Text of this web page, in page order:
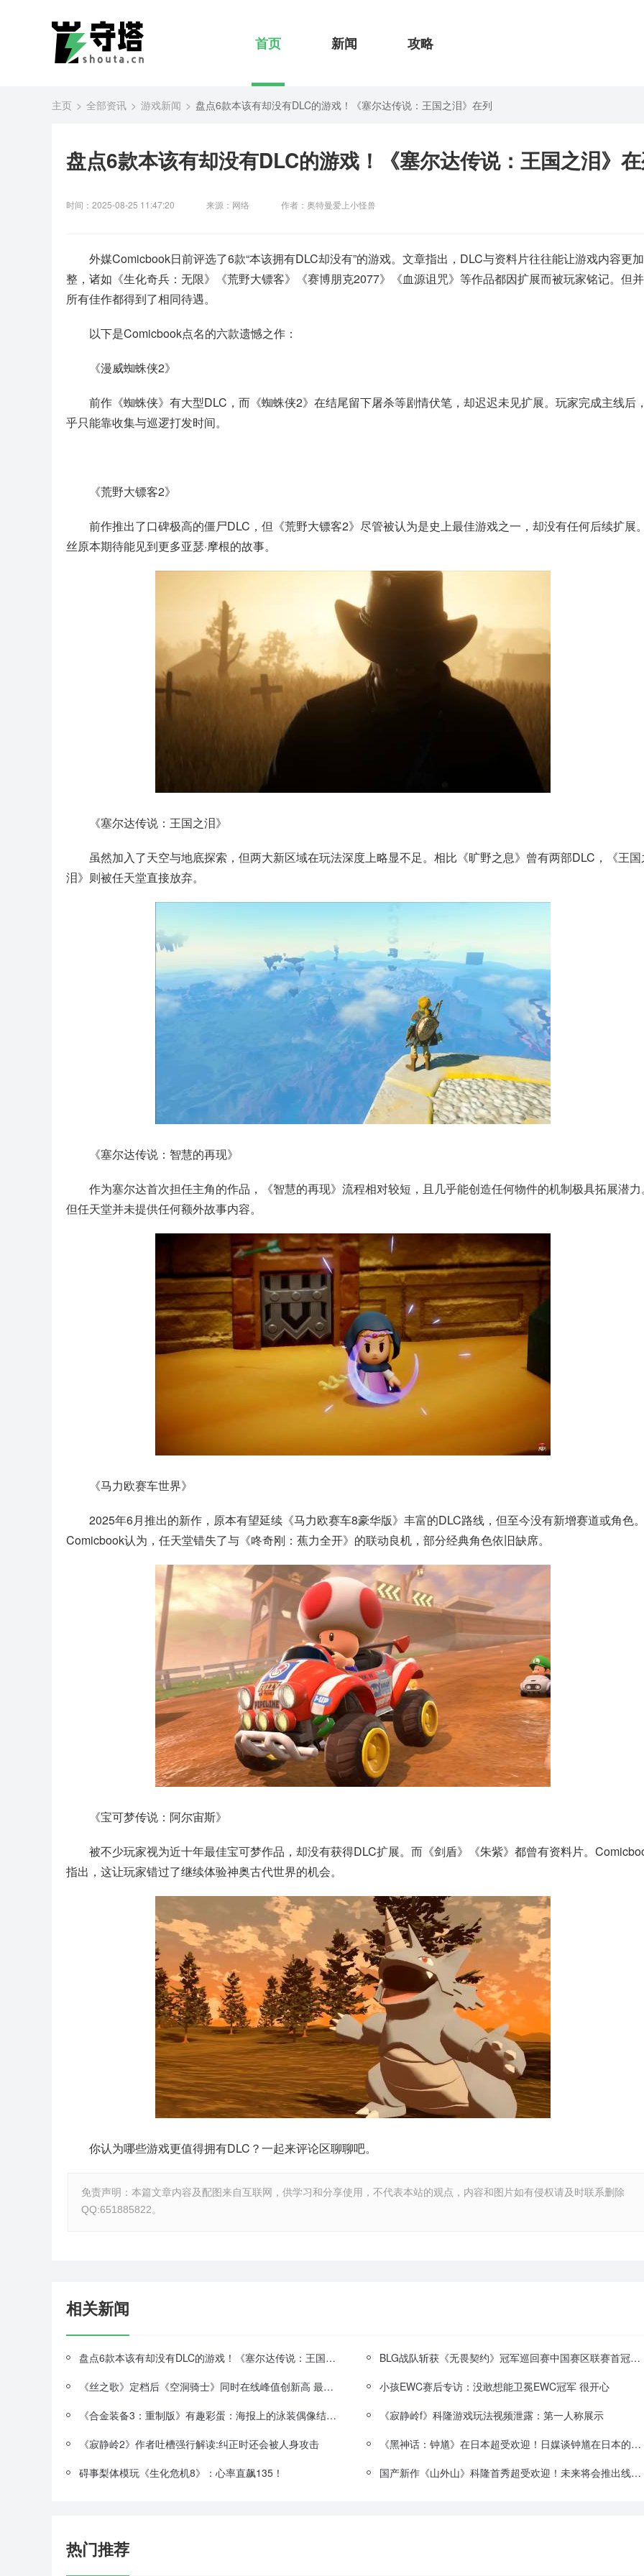
首页 新闻 攻略
主页 全部资讯 游戏新闻 盘点6款本该有却没有DLC的游戏！《塞尔达传说：王国之泪》在列
盘点6款本该有却没有DLC的游戏！《塞尔达传说：王国之泪》
时间：2025-08-25 11:47:20 来源：网络 作者：奥特曼爱上小怪兽
外媒Comicbook日前评选了6款“本该拥有DLC却没有”的游戏。文章指出，DLC与资料片往往能让游戏内容更
整，诸如《生化奇兵：无限》《荒野大镖客》《赛博朋克2077》《血源诅咒》等作品都因扩展而被玩家铭记。但
所有佳作都得到了相同待遇。
以下是Comicbook点名的六款遗憾之作：
《漫威蜘蛛侠2》
前作《蜘蛛侠》有大型DLC，而《蜘蛛侠2》在结尾留下屠杀等剧情伏笔，却迟迟未见扩展。玩家完成主线后
乎只能靠收集与巡逻打发时间。
《荒野大镖客2》
前作推出了口碑极高的僵尸DLC，但《荒野大镖客2》尽管被认为是史上最佳游戏之一，却没有任何后续扩展
丝原本期待能见到更多亚瑟·摩根的故事。
《塞尔达传说：王国之泪》
虽然加入了天空与地底探索，但两大新区域在玩法深度上略显不足。相比《旷野之息》曾有两部DLC，《王国
泪》则被任天堂直接放弃。
《塞尔达传说：智慧的再现》
作为塞尔达首次担任主角的作品，《智慧的再现》流程相对较短，且几乎能创造任何物件的机制极具拓展潜力
但任天堂并未提供任何额外故事内容。
《马力欧赛车世界》
2025年6月推出的新作，原本有望延续《马力欧赛车8豪华版》丰富的DLC路线，但至今没有新增赛道或角色
Comicbook认为，任天堂错失了与《咚奇刚：蕉力全开》的联动良机，部分经典角色依旧缺席。
《宝可梦传说：阿尔宙斯》
被不少玩家视为近十年最佳宝可梦作品，却没有获得DLC扩展。而《剑盾》《朱紫》都曾有资料片。
指出，这让玩家错过了继续体验神奥古代世界的机会。
你认为哪些游戏更值得拥有DLC？一起来评论区聊聊吧。
免责声明：本篇文章内容及配图来自互联网，供学习和分享使用，不代表本站的观点，内容和图片如有侵权请及时联系删除
QQ:651885822。
相关新闻
盘点6款本该有却没有DLC的游戏！《塞尔达传说：王国之泪》在列
BLG战队斩获《无畏契约》冠军巡回赛中国赛区联赛首冠！whzy荣获总决赛FMVP
《丝之歌》定档后《空洞骑士》同时在线峰值创新高 最高近4万！
小孩EWC赛后专访：没敢想能卫冕EWC冠军 很开心
《合金装备3：重制版》有趣彩蛋：海报上的泳装偶像结婚生子了!
《寂静岭f》科隆游戏玩法视频泄露：第一人称展示
《寂静岭2》作者吐槽强行解读:纠正时还会被人身攻击
《黑神话：钟馗》在日本超受欢迎！日媒谈钟馗在日本的历史
碍事梨体模玩《生化危机8》：心率直飙135！
国产新作《山外山》科隆首秀超受欢迎！未来将会推出线上试玩版
热门推荐